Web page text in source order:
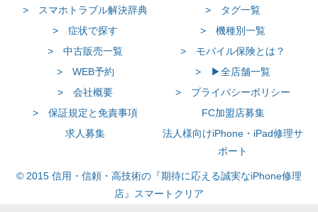
> スマホトラブル解決辞典
> タグ一覧
> 症状で探す
> 機種別一覧
> 中古販売一覧
> モバイル保険とは？
> WEB予約
> ▶全店舗一覧
> 会社概要
> プライバシーポリシー
> 保証規定と免責事項
FC加盟店募集
求人募集
法人様向けiPhone・iPad修理サ
ポート
© 2015 信用・信頼・高技術の『期待に応える誠実なiPhone修理
店』スマートクリア